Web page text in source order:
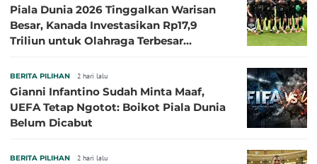
Piala Dunia 2026 Tinggalkan Warisan
Besar, Kanada Investasikan Rp17,9
Triliun untuk Olahraga Terbesar
BERITA PILIHAN 2 hari lalu
Gianni Infantino Sudah Minta Maaf,
UEFA Tetap Ngotot: Boikot Piala Dunia
Belum Dicabut
BERITA PILIHAN 2 hari lalu